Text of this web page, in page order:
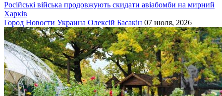
Російські війська продовжують скидати авіабомби на мирний
Харків
Город Новости Украина Олексій Басакін 07 июля, 2026